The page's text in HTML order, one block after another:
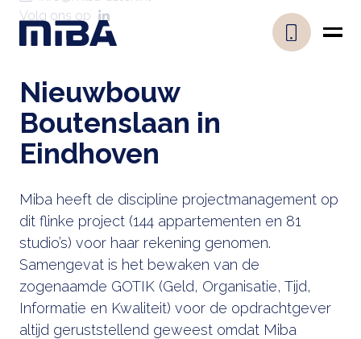
Volg ons op
Nieuwbouw
Boutenslaan in
Eindhoven
Miba heeft de discipline projectmanagement op
dit flinke project (144 appartementen en 81
studio’s) voor haar rekening genomen.
Samengevat is het bewaken van de
zogenaamde GOTIK (Geld, Organisatie, Tijd,
Informatie en Kwaliteit) voor de opdrachtgever
altijd geruststellend geweest omdat Miba